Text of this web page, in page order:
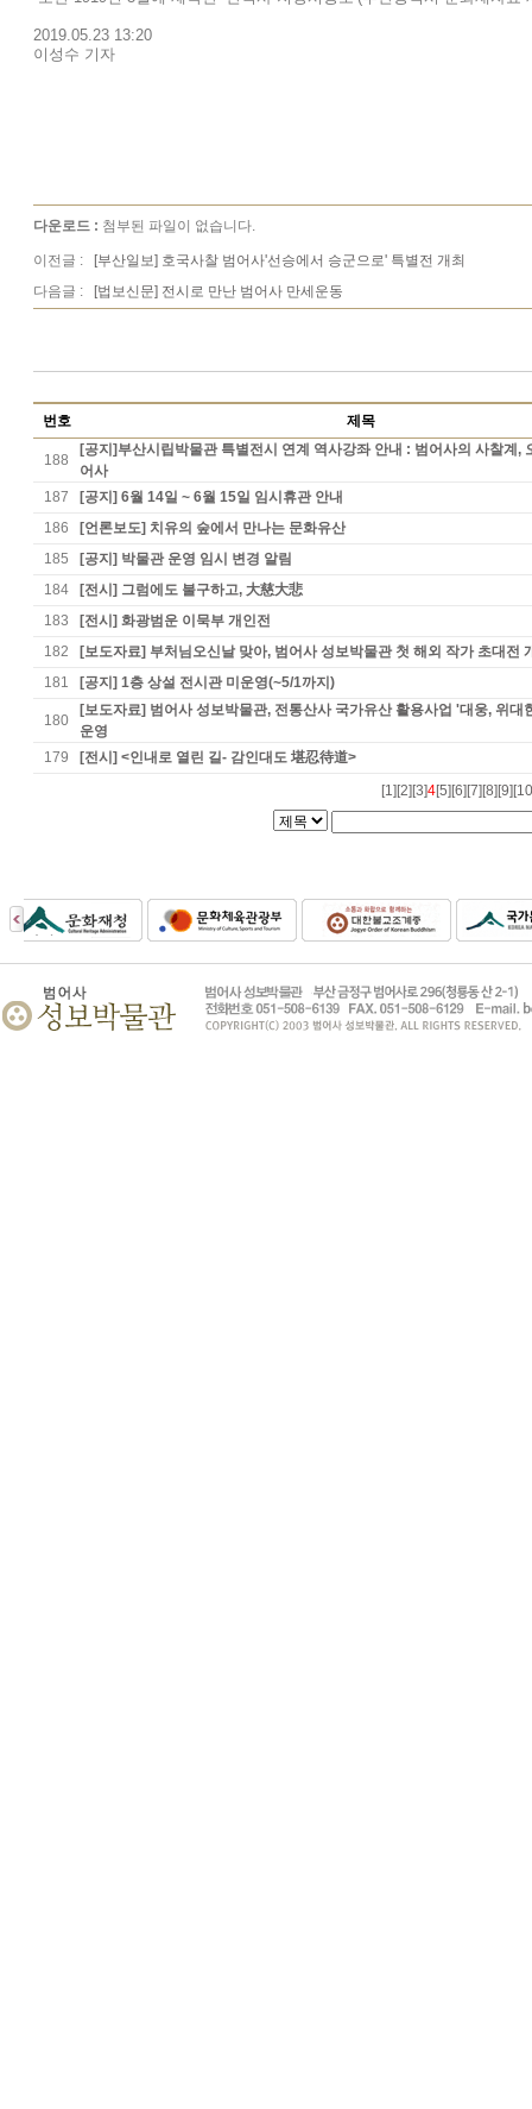
2019.05.23 13:20
이성수 기자
다운로드 : 첨부된 파일이 없습니다.
이전글 :
[부산일보] 호국사찰 범어사'선승에서 승군으로' 특별전 개최
다음글 :
[법보신문] 전시로 만난 범어사 만세운동
번호 제목
188
[공지]부산시립박물관 특별전시 연계 역사강좌 안내 : 범어사의 사찰계,
어사
187
[공지] 6월 14일 ~ 6월 15일 임시휴관 안내
186
[언론보도] 치유의 숲에서 만나는 문화유산
185
[공지] 박물관 운영 임시 변경 알림
184
[전시] 그럼에도 불구하고, 大慈大悲
183
[전시] 화광범운 이묵부 개인전
182
[보도자료] 부처님오신날 맞아, 범어사 성보박물관 첫 해외 작가 초대전
181
[공지] 1층 상설 전시관 미운영(~5/1까지)
180
[보도자료] 범어사 성보박물관, 전통산사 국가유산 활용사업 '대웅, 위대
운영
179
[전시] <인내로 열린 길- 감인대도 堪忍待道>
[1] [2] [3]4[5] [6] [7] [8] [9]